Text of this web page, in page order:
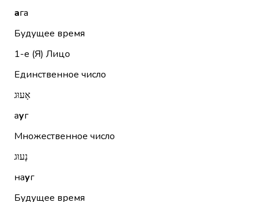
ага
Будущее время
1-е (Я) Лицо
Единственное число
אָעוּג
ауг
Множественное число
נָעוּג
науг
Будущее время